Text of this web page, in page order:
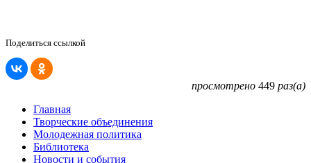
Поделиться ссылкой
просмотрено 449 раз(а)
Главная
Творческие объединения
Молодежная политика
Библиотека
Новости и события